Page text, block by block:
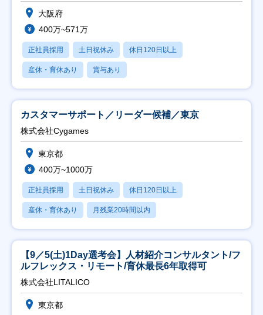
大阪府
400万~571万
正社員採用 土日祝休み 休日120日以上
産休・育休あり 賞与あり
カスタマーサポート／リーダー候補／東京
株式会社Cygames
東京都
400万~1000万
正社員採用 土日祝休み 休日120日以上
産休・育休あり 月残業20時間以内
【9／5(土)1Day選考会】人材紹介コンサルタント/フ
ルフレックス・リモート/育休最長6年取得可
株式会社LITALICO
東京都